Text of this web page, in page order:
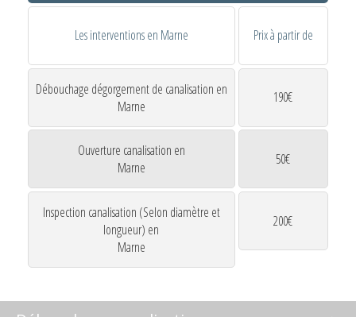
Les interventions en Marne Prix à partir de
Débouchage dégorgement de canalisation en
Marne
190€
Ouverture canalisation en
Marne
50€
Inspection canalisation (Selon diamètre et
longueur) en
Marne
200€